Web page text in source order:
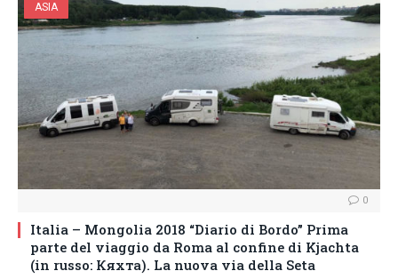
ASIA
0
Italia – Mongolia 2018 “Diario di Bordo” Prima
parte del viaggio da Roma al confine di Kjachta
(in russo: Кяхта). La nuova via della Seta